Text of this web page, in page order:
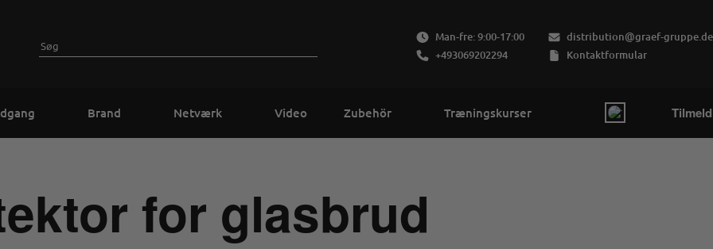
Man-fre: 9:00-17:00
+493069202294
distribution@graef-gruppe.de
Kontaktformular
Brand Netværk Video Zubehör Træningskurser Tilmeld
for glasbrud